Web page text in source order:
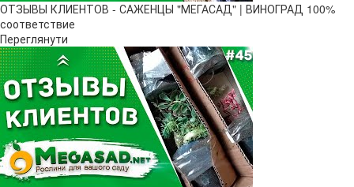
ОТЗЫВЫ КЛИЕНТОВ - САЖЕНЦЫ "МЕГАСАД" | ВИНОГРАД 100%
соответствие
Переглянути